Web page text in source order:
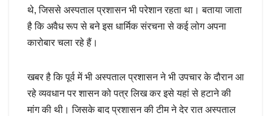
थे, जिससे अस्पताल प्रशासन भी परेशान रहता था। बताया जाता
है कि अवैध रूप से बने इस धार्मिक संरचना से कई लोग अपना
कारोबार चला रहे हैं।
खबर है कि पूर्व में भी अस्पताल प्रशासन ने भी उपचार के दौरान आ
रहे व्यवधान पर शासन को पत्र लिख कर इसे यहां से हटाने की
मांग की थी। जिसके बाद प्रशासन की टीम ने देर रात अस्पताल